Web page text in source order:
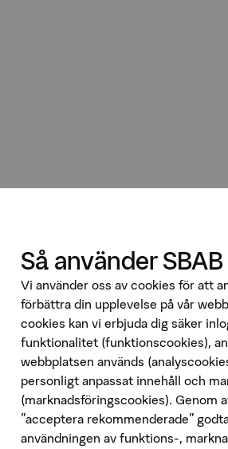
Så använder
Vi använder oss av cookies för att
förbättra din upplevelse på vår
cookies kan vi erbjuda dig säker
funktionalitet (funktionscookies),
webbplatsen används
personligt anpassat innehåll och
(marknadsföringscookies). Genom
"acceptera rekommenderade"
användningen av funktions-,